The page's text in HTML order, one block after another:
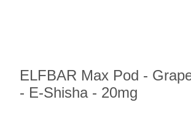
ELFBAR Max Pod -
- E-Shisha - 20mg